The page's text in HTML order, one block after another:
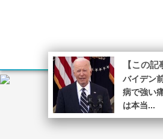
【この記
バイデン
病で強い
は本当...